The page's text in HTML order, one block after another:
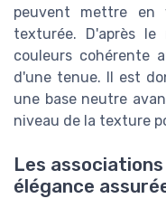
peuvent mettre en
texturée. D'après le
couleurs cohérente
d'une tenue. Il est
une base neutre
niveau de la texture
Les
élégance